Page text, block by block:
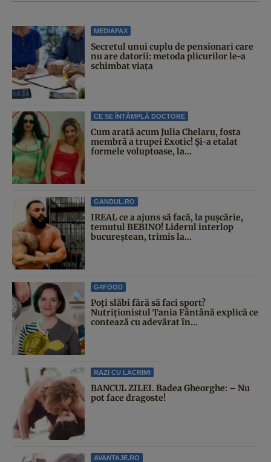
MEDIAFAX
Secretul unui cuplu de pensionari care
nu are datorii: metoda plicurilor le-a
schimbat viața
CE SE ÎNTÂMPLĂ DOCTORE
Cum arată acum Julia Chelaru, fosta
membră a trupei Exotic! Și-a etalat
formele voluptoase, la...
GANDUL.RO
IREAL ce a ajuns să facă, la pușcărie,
temutul BEBINO! Liderul interlop
bucureștean, trimis la...
G4FOOD
Poți slăbi fără să faci sport?
Nutriționistul Tania Fântână explică ce
contează cu adevărat în...
RAZI CU LACRIMI
BANCUL ZILEI. Badea Gheorghe: – Nu
pot face dragoste!
AVANTAJE.RO